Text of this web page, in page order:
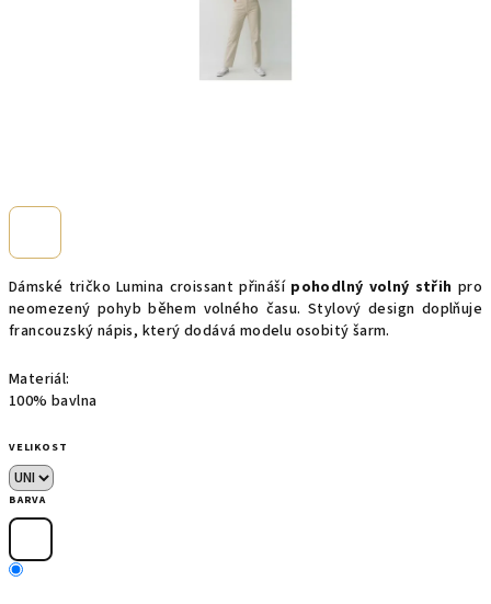
Dámské tričko Lumina croissant přináší pohodlný volný střih pro
neomezený pohyb během volného času. Stylový design doplňuje
francouzský nápis, který dodává modelu osobitý šarm.
Materiál:
100% bavlna
VELIKOST
BARVA